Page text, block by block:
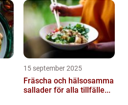
15 september 2025
Fräscha och hälsosamma
sallader för alla tillfälle...